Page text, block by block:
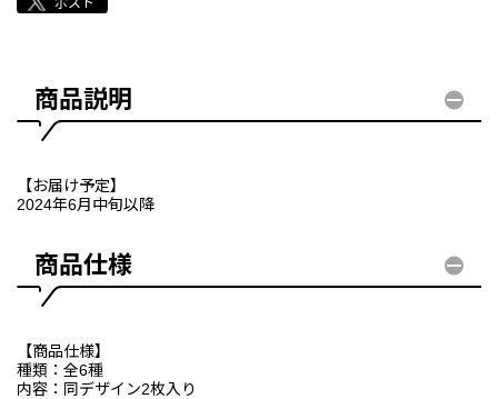
商品説明
【お届け予定】
2024年6月中旬以降
商品仕様
【商品仕様】
種類：全6種
内容：同デザイン2枚入り